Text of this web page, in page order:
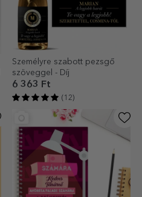
Személyre szabott pezsgő
szöveggel - Díj
6 363 Ft
(12)